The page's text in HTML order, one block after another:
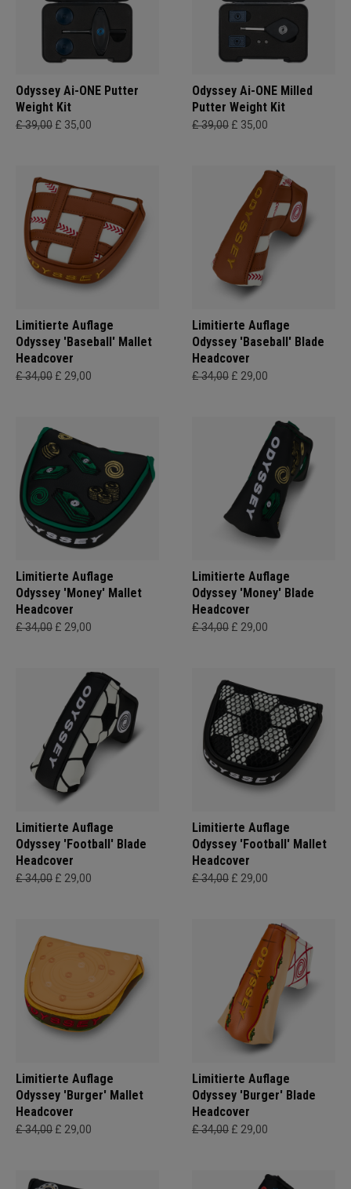
Odyssey Ai-ONE Putter
Weight Kit
£ 39,00 £ 35,00
Odyssey Ai-ONE Milled
Putter Weight Kit
£ 39,00 £ 35,00
Limitierte Auflage
Odyssey 'Baseball' Mallet
Headcover
£ 34,00 £ 29,00
Limitierte Auflage
Odyssey 'Baseball' Blade
Headcover
£ 34,00 £ 29,00
Limitierte Auflage
Odyssey 'Money' Mallet
Headcover
£ 34,00 £ 29,00
Limitierte Auflage
Odyssey 'Money' Blade
Headcover
£ 34,00 £ 29,00
Limitierte Auflage
Odyssey 'Football' Blade
Headcover
£ 34,00 £ 29,00
Limitierte Auflage
Odyssey 'Football' Mallet
Headcover
£ 34,00 £ 29,00
Limitierte Auflage
Odyssey 'Burger' Mallet
Headcover
£ 34,00 £ 29,00
Limitierte Auflage
Odyssey 'Burger' Blade
Headcover
£ 34,00 £ 29,00